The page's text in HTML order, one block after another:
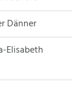
Dänner
Elisabeth